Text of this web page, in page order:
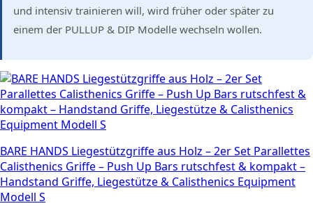
und intensiv trainieren will, wird früher oder später zu
einem der PULLUP & DIP Modelle wechseln wollen.
BARE HANDS Liegestützgriffe aus Holz – 2er Set Parallettes
Calisthenics Griffe – Push Up Bars rutschfest & kompakt –
Handstand Griffe, Liegestütze & Calisthenics Equipment
Modell S